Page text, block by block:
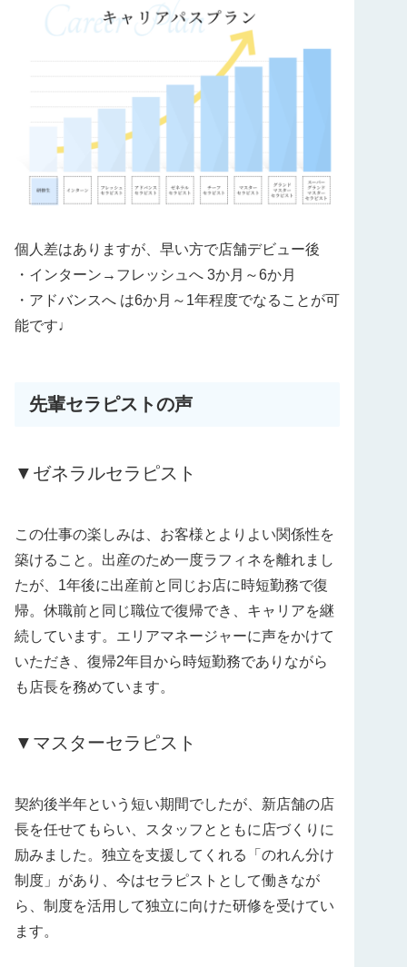
個人差はありますが、早い方で店舗デビュー後
・インターン→フレッシュへ 3か月～6か月
・アドバンスへ は6か月～1年程度でなることが可
能です♩
先輩セラピストの声
▼ゼネラルセラピスト
この仕事の楽しみは、お客様とよりよい関係性を
築けること。出産のため一度ラフィネを離れまし
たが、1年後に出産前と同じお店に時短勤務で復
帰。休職前と同じ職位で復帰でき、キャリアを継
続しています。エリアマネージャーに声をかけて
いただき、復帰2年目から時短勤務でありながら
も店長を務めています。
▼マスターセラピスト
契約後半年という短い期間でしたが、新店舗の店
長を任せてもらい、スタッフとともに店づくりに
励みました。独立を支援してくれる「のれん分け
制度」があり、今はセラピストとして働きなが
ら、制度を活用して独立に向けた研修を受けてい
ます。